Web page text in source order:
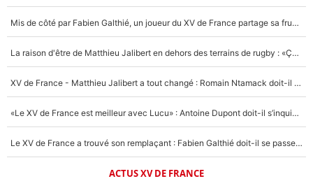
Mis de côté par Fabien Galthié, un joueur du XV de France partage sa frustration : «ils ne me l’ont pas dit tout de suite»
La raison d'être de Matthieu Jalibert en dehors des terrains de rugby : «Ça m'atteint autant que si tu touches à un membre de ma famille»
XV de France - Matthieu Jalibert a tout changé : Romain Ntamack doit-il s’inquiéter pour sa place à un an de la Coupe du monde ?
«Le XV de France est meilleur avec Lucu» : Antoine Dupont doit-il s’inquiéter pour sa place ?
Le XV de France a trouvé son remplaçant : Fabien Galthié doit-il se passer d'Antoine Dupont ?
ACTUS XV DE FRANCE